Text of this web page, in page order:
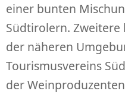
einer bunten
Südtirolern.
der näheren
Tourismusvereins
der